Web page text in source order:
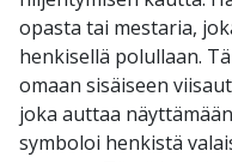
opasta tai mestaria,
henkisellä polullaan.
omaan sisäiseen
joka auttaa
symboloi henkistä